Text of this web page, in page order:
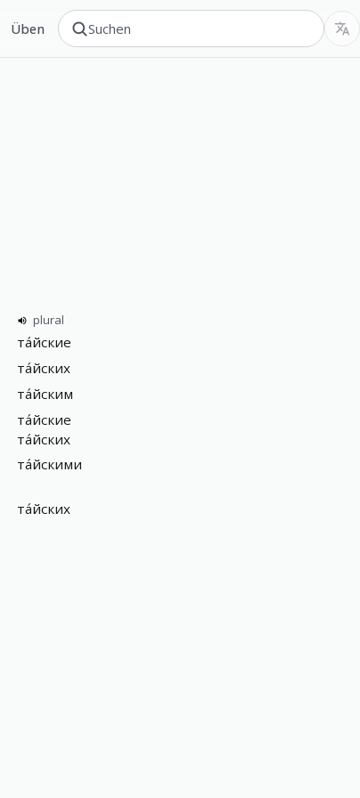
Üben
plural
та́йские
та́йских
та́йским
та́йские
та́йских
та́йскими
та́йских